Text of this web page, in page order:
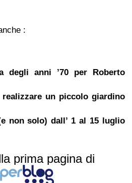
:
degli anni ’70 per Roberto
realizzare un piccolo giardino
non solo) dall’ 1 al 15 luglio
prima pagina di